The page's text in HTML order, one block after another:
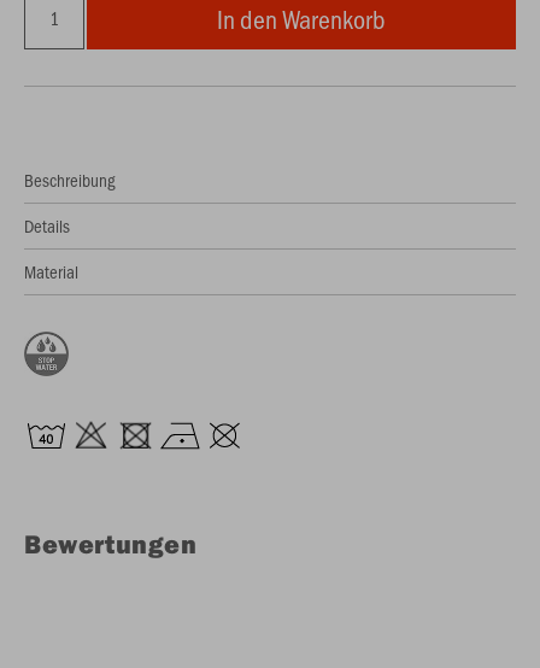
In den Warenkorb
Beschreibung
Details
Material
Bewertungen